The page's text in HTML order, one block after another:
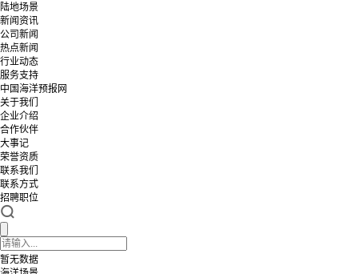
陆地场景
新闻资讯
公司新闻
热点新闻
行业动态
服务支持
中国海洋预报网
关于我们
企业介绍
合作伙伴
大事记
荣誉资质
联系我们
联系方式
招聘职位
暂无数据